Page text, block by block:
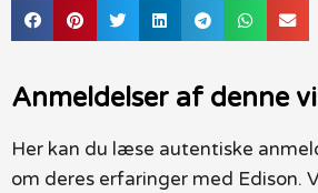
Anmeldelser af denne
Her kan du læse autentiske
om deres erfaringer med Edison.